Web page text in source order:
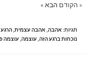
« הקודם הבא »
תגיות: אהבה, אהבה עצמית,
נוכחות ברגע הזה,עוצמה,עוצמה